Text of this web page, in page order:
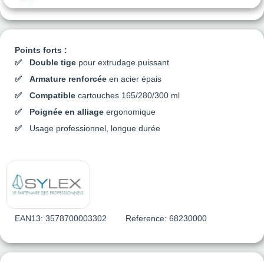
Points forts :
Double tige pour extrudage puissant
Armature renforcée en acier épais
Compatible cartouches 165/280/300 ml
Poignée en alliage ergonomique
Usage professionnel, longue durée
EAN13: 3578700003302 Reference: 68230000